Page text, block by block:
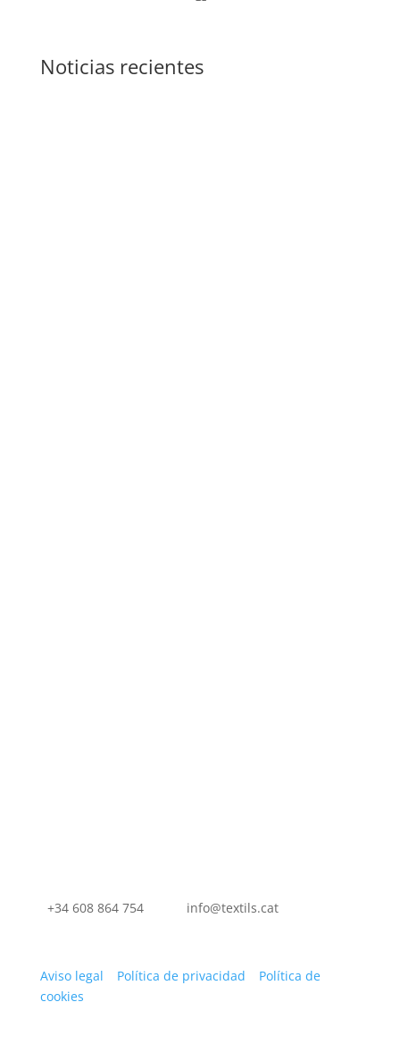
Noticias recientes
+34 608 864 754 info@textils.cat
Aviso legal
Política de privacidad
Política de
cookies